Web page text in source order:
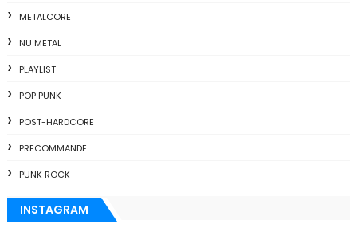
METALCORE
NU METAL
PLAYLIST
POP PUNK
POST-HARDCORE
PRECOMMANDE
PUNK ROCK
INSTAGRAM